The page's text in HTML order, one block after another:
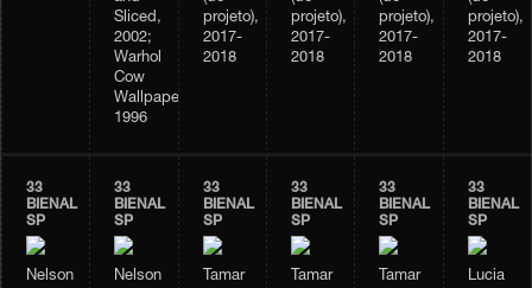
Sliced,
2002;
Warhol
Cow
Wallpaper,
1996
projeto),
2017-
2018
projeto),
2017-
2018
projeto),
2017-
2018
projeto),
2017-
2018
33
BIENAL
SP
Nelson
33
BIENAL
SP
Nelson
33
BIENAL
SP
Tamar
33
BIENAL
SP
Tamar
33
BIENAL
SP
Tamar
33
BIENAL
SP
Lucia